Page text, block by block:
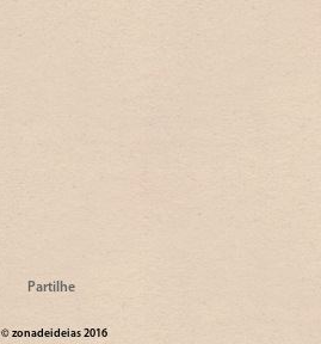
© zonadeideias2016